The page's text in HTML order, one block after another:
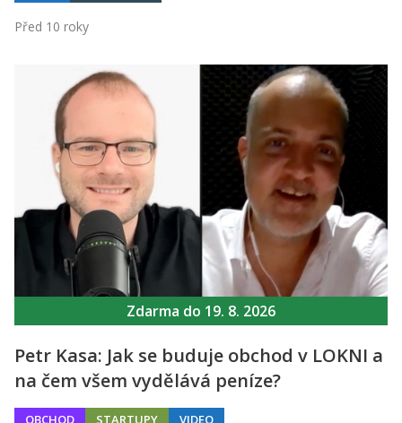
Před 10 roky
Zdarma do 19. 8. 2026
Petr Kasa: Jak se buduje obchod v LOKNI a
na čem všem vydělává peníze?
OBCHOD STARTUPY VIDEO